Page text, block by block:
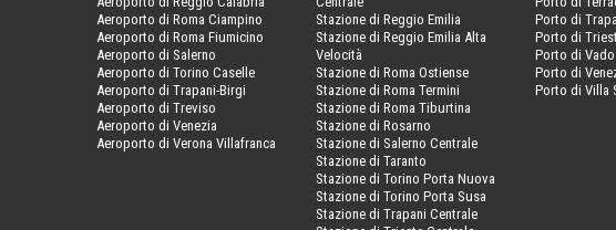
Aeroporto di Roma Ciampino
Aeroporto di Roma Fiumicino
Aeroporto di Salerno
Aeroporto di Torino Caselle
Aeroporto di Trapani-Birgi
Aeroporto di Treviso
Aeroporto di Venezia
Aeroporto di Verona Villafranca
Stazione di Reggio Emilia
Stazione di Reggio Emilia Alta
Velocità
Stazione di Roma Ostiense
Stazione di Roma Termini
Stazione di Roma Tiburtina
Stazione di Rosarno
Stazione di Salerno Centrale
Stazione di Taranto
Stazione di Torino Porta Nuova
Stazione di Torino Porta Susa
Stazione di Trapani Centrale
Porto di
Porto di
Porto di
Porto di
Porto di Villa